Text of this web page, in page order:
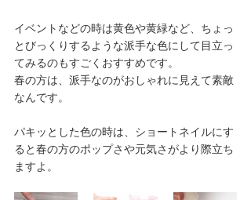
イベントなどの時は黄色や黄緑など、ちょっ
とびっくりするような派手な色にして目立っ
てみるのもすごくおすすめです。
春の方は、派手なのがおしゃれに見えて素敵
なんです。
パキッとした色の時は、ショートネイルにす
ると春の方のポップさや元気さがより際立ち
ますよ。